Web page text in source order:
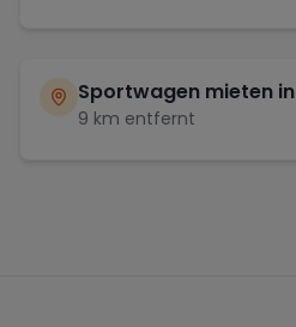
Sportwagen mieten in
9 km entfernt